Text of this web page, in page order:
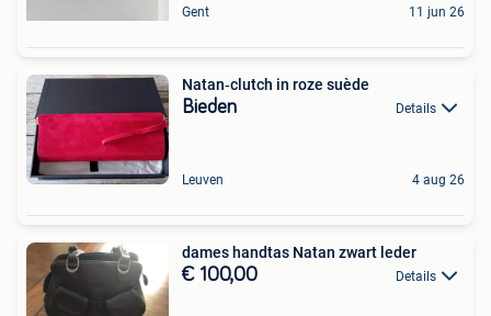
Gent 11 jun 26
Natan‑clutch in roze suède
Bieden Details
Leuven 4 aug 26
dames handtas Natan zwart leder
€ 100,00 Details